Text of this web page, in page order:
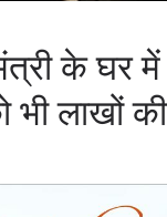
के घर में
भी लाखों